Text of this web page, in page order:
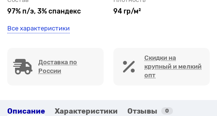
97% п/э, 3% спандекс 94 гр/м²
Все характеристики
Доставка по
России
Скидки на
крупный и мелкий
опт
Описание Характеристики Отзывы 0